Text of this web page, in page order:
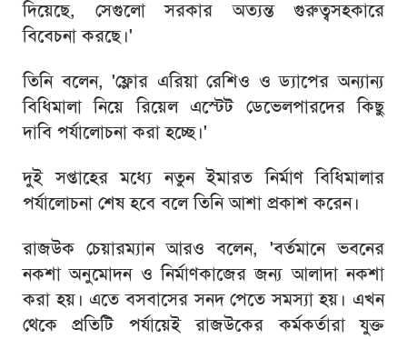
দিয়েছে, সেগুলো সরকার অত্যন্ত গুরুত্বসহকারে
বিবেচনা করছে।'
তিনি বলেন, 'ফ্লোর এরিয়া রেশিও ও ড্যাপের অন্যান্য
বিধিমালা নিয়ে রিয়েল এস্টেট ডেভেলপারদের কিছু
দাবি পর্যালোচনা করা হচ্ছে।'
দুই সপ্তাহের মধ্যে নতুন ইমারত নির্মাণ বিধিমালার
পর্যালোচনা শেষ হবে বলে তিনি আশা প্রকাশ করেন।
রাজউক চেয়ারম্যান আরও বলেন, 'বর্তমানে ভবনের
নকশা অনুমোদন ও নির্মাণকাজের জন্য আলাদা নকশা
করা হয়। এতে বসবাসের সনদ পেতে সমস্যা হয়। এখন
থেকে প্রতিটি পর্যায়েই রাজউকের কর্মকর্তারা যুক্ত